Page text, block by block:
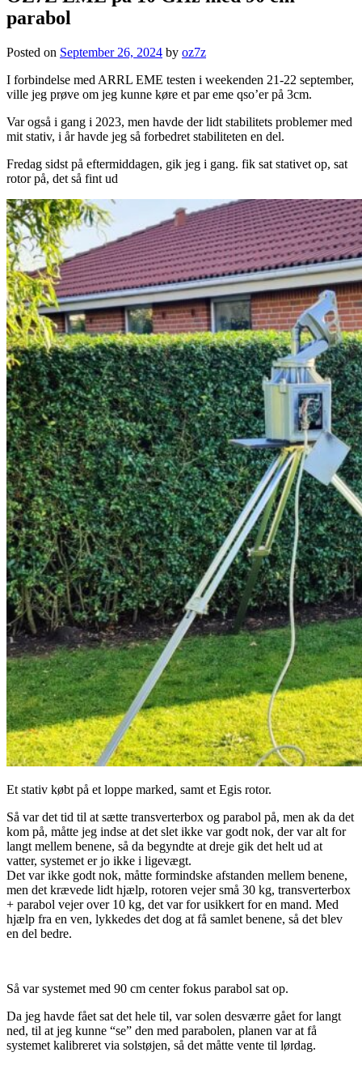
parabol
Posted on September 26, 2024 by oz7z
I forbindelse med ARRL EME testen i weekenden 21-22 september,
ville jeg prøve om jeg kunne køre et par eme qso’er på 3cm.
Var også i gang i 2023, men havde der lidt stabilitets problemer med
mit stativ, i år havde jeg så forbedret stabiliteten en del.
Fredag sidst på eftermiddagen, gik jeg i gang. fik sat stativet op, sat
rotor på, det så fint ud
Et stativ købt på et loppe marked, samt et Egis rotor.
Så var det tid til at sætte transverterbox og parabol på, men ak da det
kom på, måtte jeg indse at det slet ikke var godt nok, der var alt for
langt mellem benene, så da begyndte at dreje gik det helt ud at
vatter, systemet er jo ikke i ligevægt.
Det var ikke godt nok, måtte formindske afstanden mellem benene,
men det krævede lidt hjælp, rotoren vejer små 30 kg, transverterbox
+ parabol vejer over 10 kg, det var for usikkert for en mand. Med
hjælp fra en ven, lykkedes det dog at få samlet benene, så det blev
en del bedre.
Så var systemet med 90 cm center fokus parabol sat op.
Da jeg havde fået sat det hele til, var solen desværre gået for langt
ned, til at jeg kunne “se” den med parabolen, planen var at få
systemet kalibreret via solstøjen, så det måtte vente til lørdag.